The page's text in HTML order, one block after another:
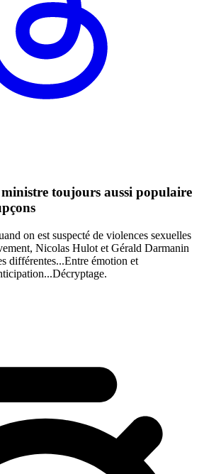
toujours aussi populaire
on est suspecté de violences sexuelles
Nicolas Hulot et Gérald Darmanin
différentes...Entre émotion et